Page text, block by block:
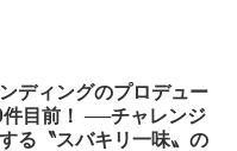
ディングのプロデュー
件目前！ ──チャレンジ
る〝スバキリ一味〟の